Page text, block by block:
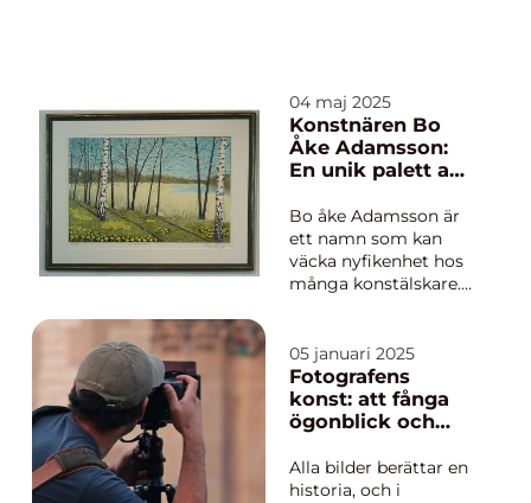
04 maj 2025
Konstnären Bo
Åke Adamsson:
En unik palett av
Bo åke Adamsson är
ett namn som kan
väcka nyfikenhet hos
många konstälskare.
som fångar både öga
och själ, utgör
Adamssons verk en
särskild skatt. Hans k...
05 januari 2025
Fotografens
konst: att fånga
ögonblick och
Alla bilder berättar en
historia, och i